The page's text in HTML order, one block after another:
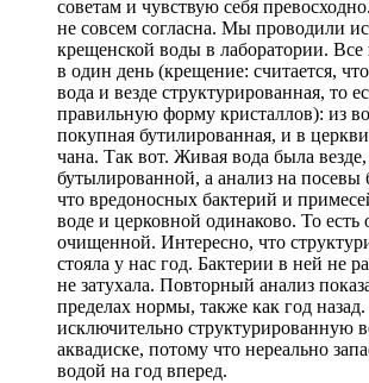
советам и чувствую себя
не совсем согласна. Мы проводили
крещенской воды в лаборатории.
в один день (крещение: считается,
вода и везде структурированная, то
правильную форму кристаллов): из
покупная бутилированная, и в
чана. Так вот. Живая вода была
бутылированной, а анализ на посевы
что вредоносных бактерий и
воде и церковной одинаково. То есть
очищенной. Интересно, что
стояла у нас год. Бактерии в ней не
не затухала. Повторный анализ
пределах нормы, также как год
исключительно структурированную
аквадиске, потому что нереально
водой на год вперед.